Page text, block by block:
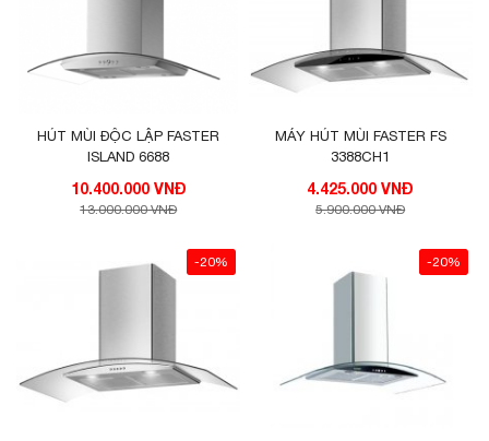
HÚT MÙI ĐỘC LẬP FASTER
ISLAND 6688
10.400.000 VNĐ
13.000.000 VNĐ
MÁY HÚT MÙI FASTER FS
3388CH1
4.425.000 VNĐ
5.900.000 VNĐ
-20% -20%